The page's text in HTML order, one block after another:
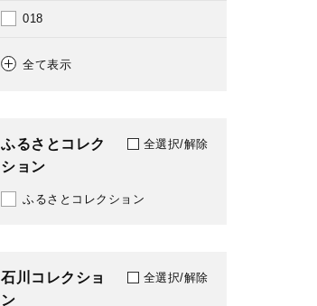
1961
1963
018
019
026
027
041
全て表示
ふるさとコレク
ション
全選択/解除
ふるさとコレクション
石川コレクショ
ン
全選択/解除